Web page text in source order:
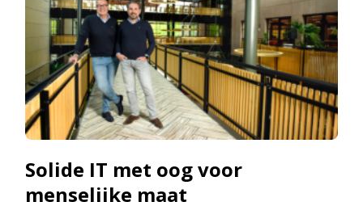
Solide IT met oog voor
menselijke maat